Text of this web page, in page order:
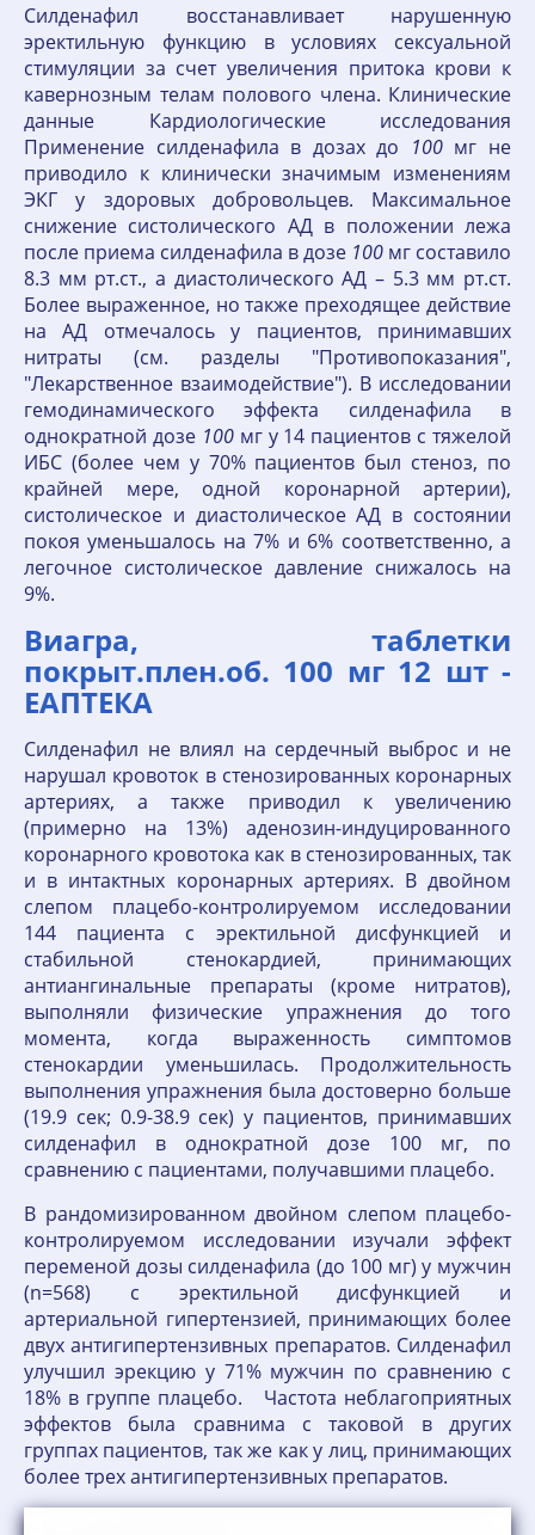
Силденафил восстанавливает нарушенную
эректильную функцию в условиях сексуальной
стимуляции за счет увеличения притока крови к
кавернозным телам полового члена. Клинические
данные Кардиологические исследования
Применение силденафила в дозах до 100мг не
приводило к клинически значимым изменениям
ЭКГ у здоровых добровольцев. Максимальное
снижение систолического АД в положении лежа
после приема силденафила в дозе 100 мг составило
8.3 мм рт.ст., а диастолического АД – 5.3 мм рт.ст.
Более выраженное, но также преходящее действие
на АД отмечалось у пациентов, принимавших
нитраты (см. разделы "Противопоказания",
"Лекарственное взаимодействие"). В исследовании
гемодинамического эффекта силденафила в
однократной дозе 100мг у 14 пациентов с тяжелой
ИБС (более чем у 70% пациентов был стеноз, по
крайней мере, одной коронарной артерии),
систолическое и диастолическое АД в состоянии
покоя уменьшалось на 7% и 6% соответственно, а
легочное систолическое давление снижалось на
9%.
Виагра, таблетки
покрыт.плен.об. 100 мг 12 шт -
ЕАПТЕКА
Силденафил не влиял на сердечный выброс и не
нарушал кровоток в стенозированных коронарных
артериях, а также приводил к увеличению
(примерно на 13%) аденозин-индуцированного
коронарного кровотока как в стенозированных, так
и в интактных коронарных артериях. В двойном
слепом плацебо-контролируемом исследовании
144 пациента с эректильной дисфункцией и
стабильной стенокардией, принимающих
антиангинальные препараты (кроме нитратов),
выполняли физические упражнения до того
момента, когда выраженность симптомов
стенокардии уменьшилась. Продолжительность
выполнения упражнения была достоверно больше
(19.9 сек; 0.9-38.9 сек) у пациентов, принимавших
силденафил в однократной дозе 100 мг, по
сравнению с пациентами, получавшими плацебо.
В рандомизированном двойном слепом плацебо-
контролируемом исследовании изучали эффект
переменой дозы силденафила (до 100 мг) у мужчин
(n=568) с эректильной дисфункцией и
артериальной гипертензией, принимающих более
двух антигипертензивных препаратов. Силденафил
улучшил эрекцию у 71% мужчин по сравнению с
18% в группе плацебо. Частота неблагоприятных
эффектов была сравнима с таковой в других
группах пациентов, так же как у лиц, принимающих
более трех антигипертензивных препаратов.